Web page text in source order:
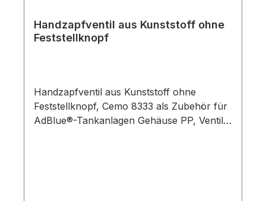
Handzapfventil aus Kunststoff ohne
Feststellknopf
Handzapfventil aus Kunststoff ohne
Feststellknopf, Cemo 8333 als Zubehör für
AdBlue®-Tankanlagen Gehäuse PP, Ventil